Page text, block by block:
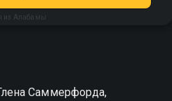
из Алабамы
Саммерфорда,